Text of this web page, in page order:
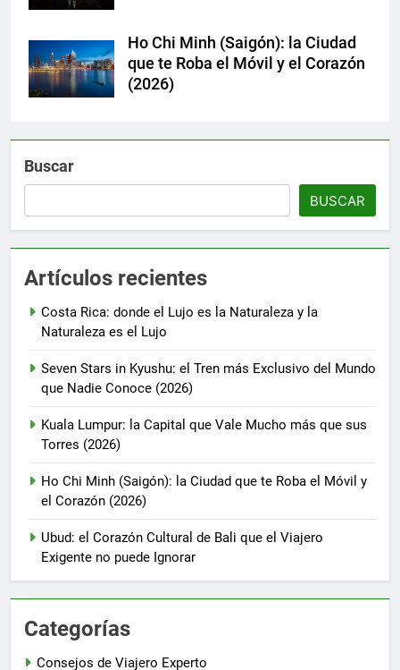
Ho Chi Minh (Saigón): la Ciudad
que te Roba el Móvil y el Corazón
(2026)
Buscar
BUSCAR
Artículos recientes
Costa Rica: donde el Lujo es la Naturaleza y la
Naturaleza es el Lujo
Seven Stars in Kyushu: el Tren más Exclusivo del Mundo
que Nadie Conoce (2026)
Kuala Lumpur: la Capital que Vale Mucho más que sus
Torres (2026)
Ho Chi Minh (Saigón): la Ciudad que te Roba el Móvil y
el Corazón (2026)
Ubud: el Corazón Cultural de Bali que el Viajero
Exigente no puede Ignorar
Categorías
Consejos de Viajero Experto